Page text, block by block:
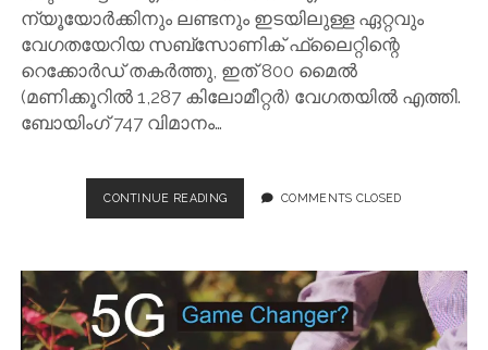
ന്യൂയോർക്കിനും ലണ്ടനും ഇടയിലുള്ള ഏറ്റവും
വേഗതയേറിയ സബ്‌സോണിക് ഫ്ലൈറ്റിന്റെ
റെക്കോർഡ് തകർത്തു, ഇത് 800 മൈൽ
(മണിക്കൂറിൽ 1,287 കിലോമീറ്റർ) വേഗതയിൽ എത്തി.
ബോയിംഗ് 747 വിമാനം…
CONTINUE READINGബ്രിട്ടീഷ്
എയർവേയ്‌സ്
വേഗതയേറിയ
റെക്കോർഡ്
തകർത്തു
COMMENTS CLOSED